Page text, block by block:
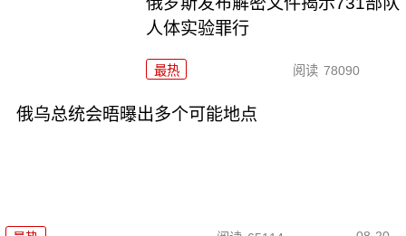
人体实验罪行
最热 阅读 78090
俄乌总统会晤曝出多个可能地点